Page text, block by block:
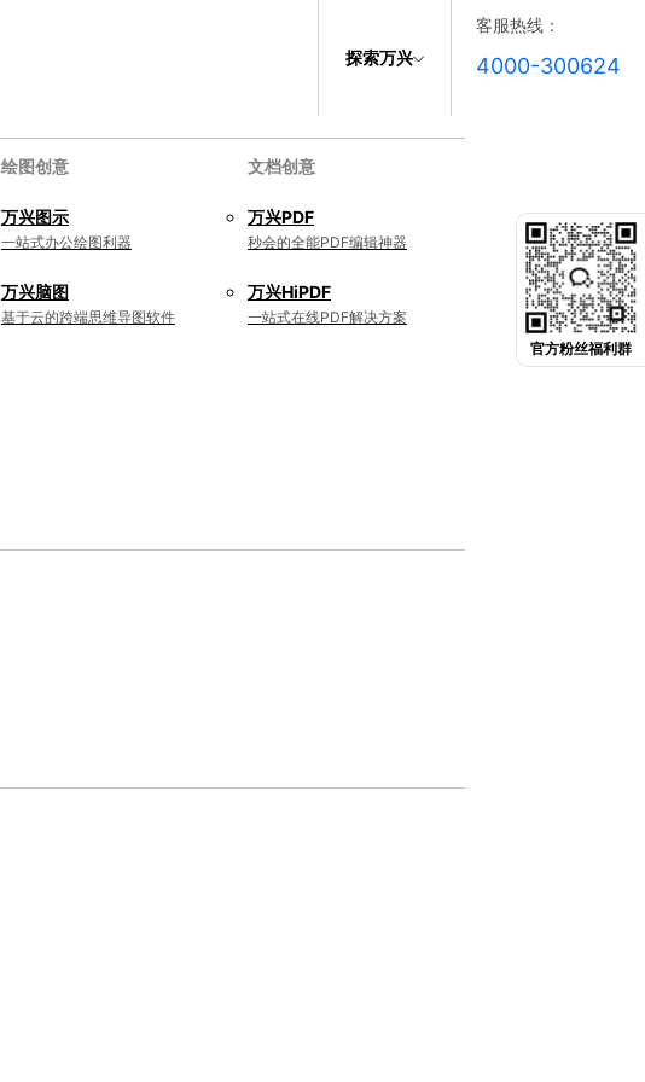
探索万兴
客服热线：
4000-300624
绘图创意
万兴图示
一站式办公绘图利器
万兴脑图
基于云的跨端思维导图软件
文档创意
万兴PDF
秒会的全能PDF编辑神器
万兴HiPDF
一站式在线PDF解决方案
官方粉丝福利群